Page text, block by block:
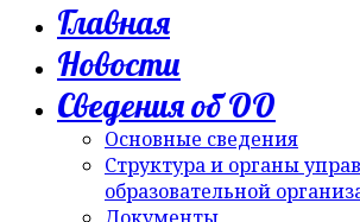
Главная
Новости
Сведения об ОО
Основные сведения
Структура и органы
образовательной